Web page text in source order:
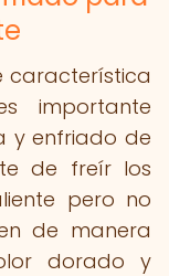
característica
importante
y enfriado de
de freír los
pero no
de manera
dorado y